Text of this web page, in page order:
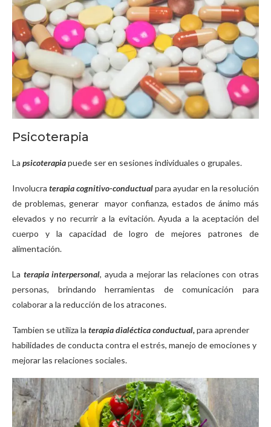
Psicoterapia
La psicoterapiapuede ser en sesiones individuales o grupales.
Involucra terapia cognitivo-conductualpara ayudar en la resolución
de problemas, generar mayor confianza, estados de ánimo más
elevados y no recurrir a la evitación. Ayuda a la aceptación del
cuerpo y la capacidad de logro de mejores patrones de
alimentación.
La terapia interpersonal, ayuda a mejorar las relaciones con otras
personas, brindando herramientas de comunicación para
colaborar a la reducción de los atracones.
Tambien se utiliza la terapia dialéctica conductual,para aprender
habilidades de conducta contra el estrés, manejo de emociones y
mejorar las relaciones sociales.